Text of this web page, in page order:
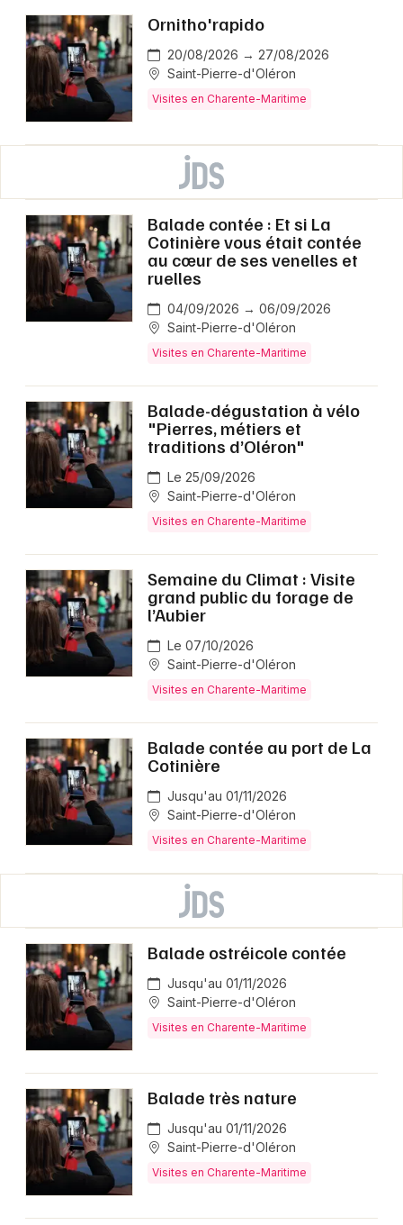
Ornitho'rapido
20/08/2026 → 27/08/2026
Saint-Pierre-d'Oléron
Visites en Charente-Maritime
Balade contée : Et si La
Cotinière vous était contée
au cœur de ses venelles et
ruelles
04/09/2026 → 06/09/2026
Saint-Pierre-d'Oléron
Visites en Charente-Maritime
Balade-dégustation à vélo
"Pierres, métiers et
traditions d’Oléron"
Le 25/09/2026
Saint-Pierre-d'Oléron
Visites en Charente-Maritime
Semaine du Climat : Visite
grand public du forage de
l’Aubier
Le 07/10/2026
Saint-Pierre-d'Oléron
Visites en Charente-Maritime
Balade contée au port de La
Cotinière
Jusqu'au 01/11/2026
Saint-Pierre-d'Oléron
Visites en Charente-Maritime
Balade ostréicole contée
Jusqu'au 01/11/2026
Saint-Pierre-d'Oléron
Visites en Charente-Maritime
Balade très nature
Jusqu'au 01/11/2026
Saint-Pierre-d'Oléron
Visites en Charente-Maritime